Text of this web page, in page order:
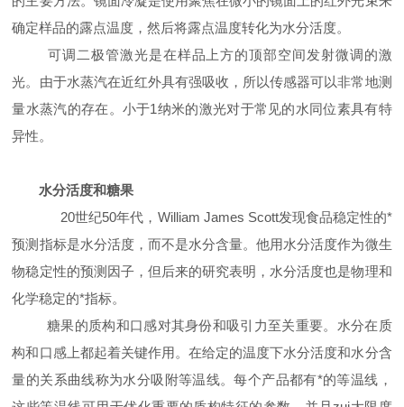
确定样品的露点温度，然后将露点温度转化为水分活度。
可调二极管激光是在样品上方的顶部空间发射微调的激
光。由于水蒸汽在近红外具有强吸收，所以传感器可以非常地测
量水蒸汽的存在。小于1纳米的激光对于常见的水同位素具有特
异性。
水分活度和糖果
20世纪50年代， William James Scott发现食品稳定性的*
预测指标是水分活度，而不是水分含量。他用水分活度作为微生
物稳定性的预测因子，但后来的研究表明，水分活度也是物理和
化学稳定的*指标。
糖果的质构和口感对其身份和吸引力至关重要。水分在质
构和口感上都起着关键作用。在给定的温度下水分活度和水分含
量的关系曲线称为水分吸附等温线。每个产品都有*的等温线，